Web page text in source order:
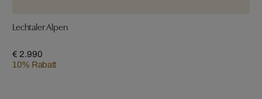
Lechtaler Alpen
€ 2.990
10% Rabatt